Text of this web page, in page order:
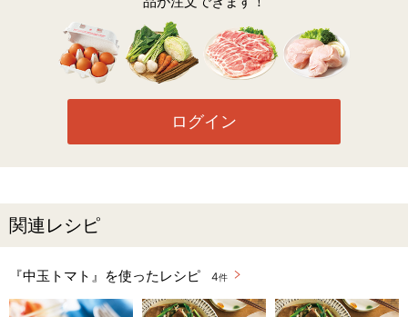
ログイン
関連レシピ
『中玉トマト』を使ったレシピ 4件